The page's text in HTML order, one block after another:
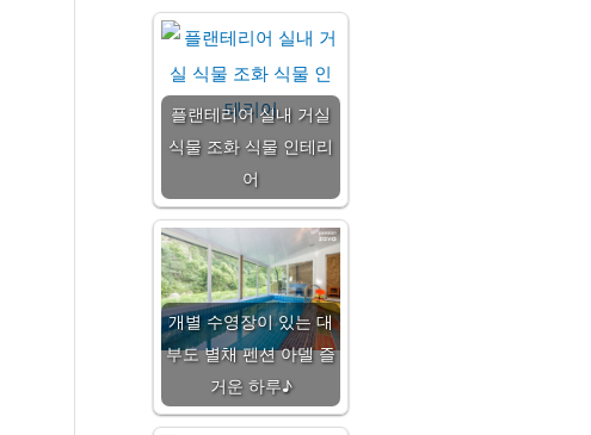
플랜테리어 실내 거실
식물 조화 식물 인테리
어
개별 수영장이 있는 대
부도 별채 펜션 아델 즐
거운 하루♪